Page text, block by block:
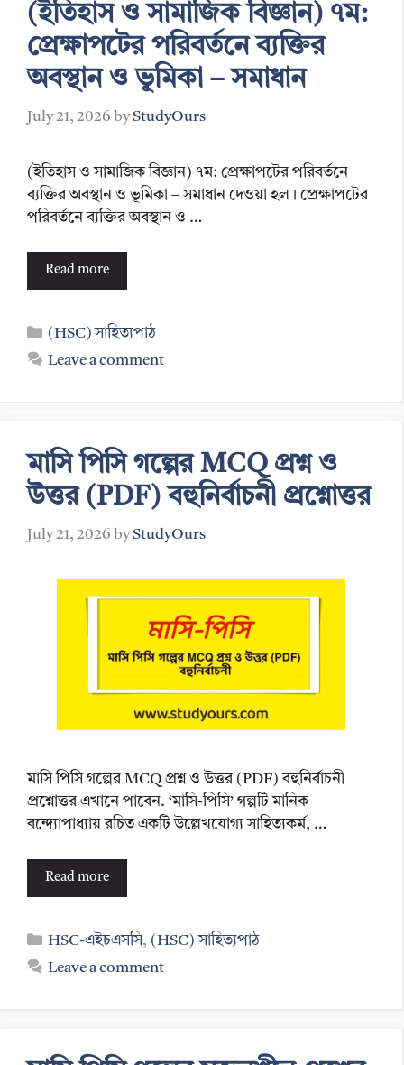
(ইতিহাস ও সামাজিক বিজ্ঞান) ৭ম:
প্রেক্ষাপটের পরিবর্তনে ব্যক্তির
অবস্থান ও ভূমিকা – সমাধান
July 21, 2026 byStudyOurs
(ইতিহাস ও সামাজিক বিজ্ঞান) ৭ম: প্রেক্ষাপটের পরিবর্তনে
ব্যক্তির অবস্থান ও ভূমিকা – সমাধান দেওয়া হল। প্রেক্ষাপটের
পরিবর্তনে ব্যক্তির অবস্থান ও …
Read more
Categories
(HSC) সাহিত্যপাঠ
Leave a comment
মাসি পিসি গল্পের MCQ প্রশ্ন ও
উত্তর (PDF) বহুনির্বাচনী প্রশ্নোত্তর
July 21, 2026 byStudyOurs
মাসি পিসি গল্পের MCQ প্রশ্ন ও উত্তর (PDF) বহুনির্বাচনী
প্রশ্নোত্তর এখানে পাবেন. ‘মাসি-পিসি’ গল্পটি মানিক
বন্দ্যোপাধ্যায় রচিত একটি উল্লেখযোগ্য সাহিত্যকর্ম, …
Read more
Categories
HSC-এইচএসসি, (HSC) সাহিত্যপাঠ
Leave a comment